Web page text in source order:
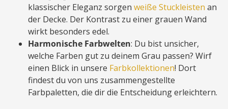
klassischer Eleganz sorgen weiße Stuckleisten an
der Decke. Der Kontrast zu einer grauen Wand
wirkt besonders edel.
Harmonische Farbwelten: Du bist unsicher,
welche Farben gut zu deinem Grau passen? Wirf
einen Blick in unsere Farbkollektionen! Dort
findest du von uns zusammengestellte
Farbpaletten, die dir die Entscheidung erleichtern.